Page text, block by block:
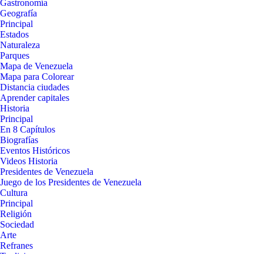
Gastronomía
Geografía
Principal
Estados
Naturaleza
Parques
Mapa de Venezuela
Mapa para Colorear
Distancia ciudades
Aprender capitales
Historia
Principal
En 8 Capítulos
Biografías
Eventos Históricos
Videos Historia
Presidentes de Venezuela
Juego de los Presidentes de Venezuela
Cultura
Principal
Religión
Sociedad
Arte
Refranes